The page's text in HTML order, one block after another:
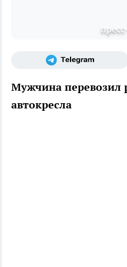
Мужчина перевозил
автокресла